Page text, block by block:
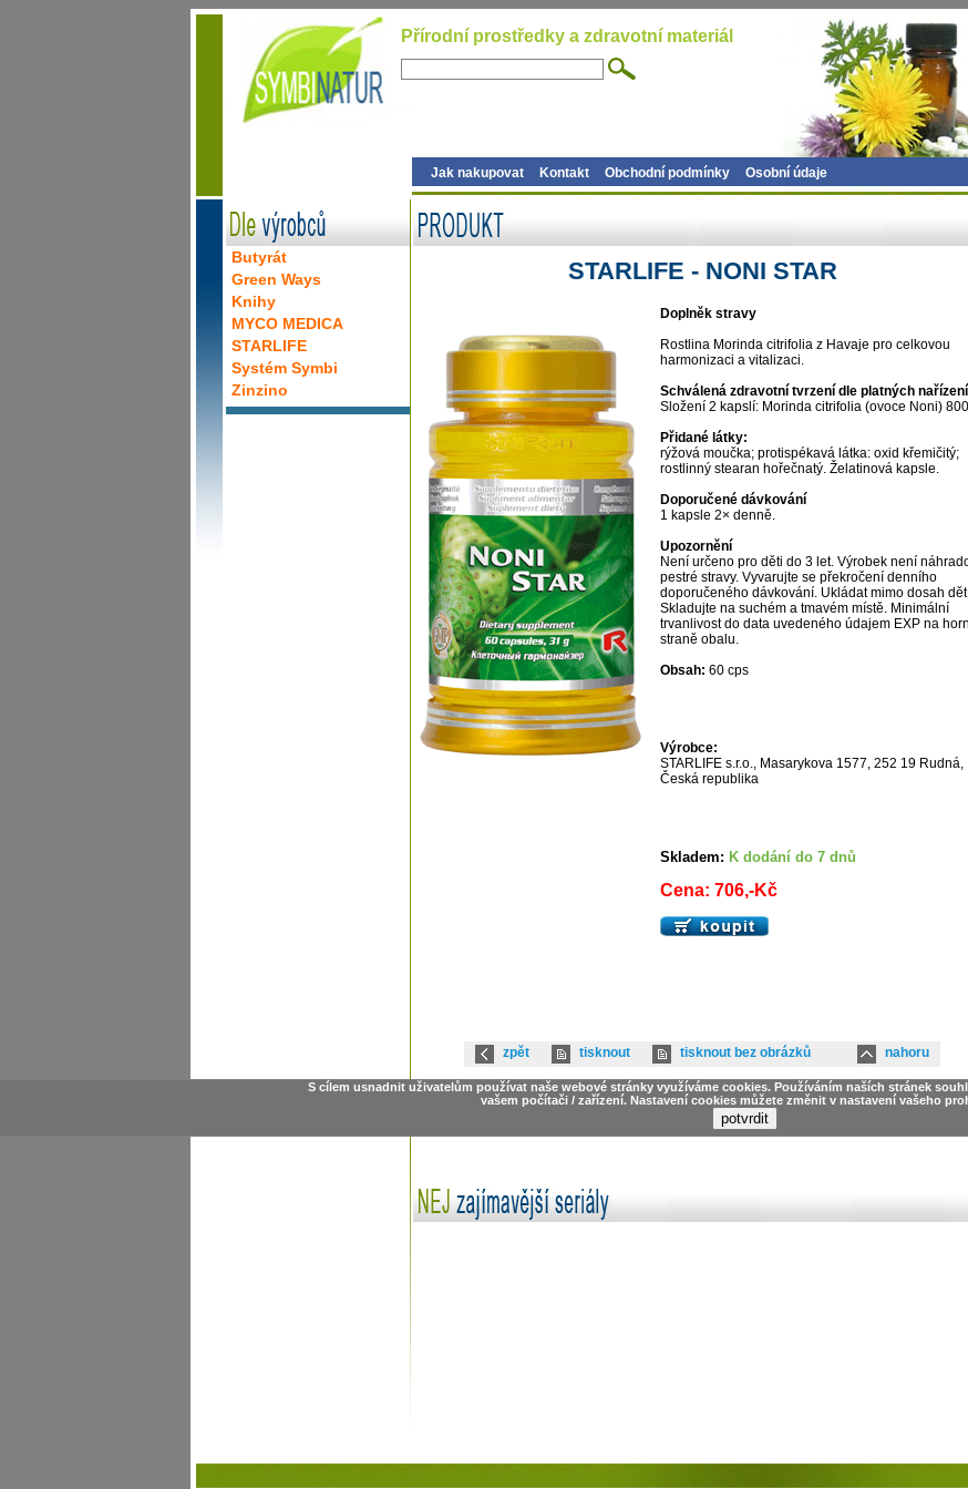
Přírodní prostředky a zdravotní materiál
Jak nakupovat Kontakt Obchodní podmínky Osobní údaje
STARLIFE - NONI STAR
Doplněk stravy
Rostlina Morinda citrifolia z Havaje pro celkovou
harmonizaci a vitalizaci.
Schválená zdravotní tvrzení dle platných
Složení 2 kapslí: Morinda citrifolia (ovoce Noni)
Přidané látky:
rýžová moučka; protispékavá látka: oxid křemičitý;
rostlinný stearan hořečnatý. Želatinová kapsle.
Doporučené dávkování
1 kapsle 2× denně.
Upozornění
Není určeno pro děti do 3 let. Výrobek není
pestré stravy. Vyvarujte se překročení denního
doporučeného dávkování. Ukládat mimo dosah
Skladujte na suchém a tmavém místě. Minimální
trvanlivost do data uvedeného údajem EXP na
straně obalu.
Obsah: 60 cps
Výrobce:
STARLIFE s.r.o., Masarykova 1577, 252 19 Rudná,
Česká republika
Skladem: K dodání do 7 dnů
Cena: 706,-Kč
zpět tisknout tisknout bez obrázků nahoru
S cílem usnadnit uživatelům používat naše webové stránky využíváme cookies. Používáním naších stránek
vašem počítači / zařízení. Nastavení cookies můžete změnit v nastavení vašeho
Butyrát
Green Ways
Knihy
MYCO MEDICA
STARLIFE
Systém Symbi
Zinzino